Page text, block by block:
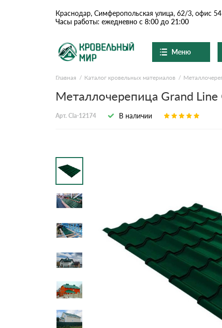
Краснодар, Симферопольская улица, 62/3, офис 54
Часы работы: ежедневно с 8:00 до 21:00
Меню
О компании
Доставка и оплата
Вопросы-ответы
Контакты
Ондулин и шифер
Черепица
Шифер
Шифер
Главная Каталог кровельных материалов
Металлочерепица Grand
Арт. Cla-12174 В наличии